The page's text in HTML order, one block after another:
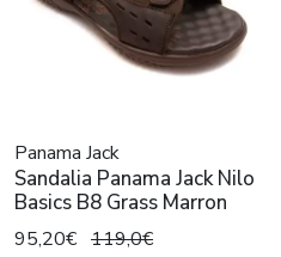
Panama Jack
Sandalia Panama Jack Nilo
Basics B8 Grass Marron
95,20€ 119,0€